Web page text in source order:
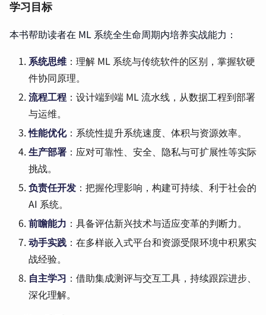
学习目标
本书帮助读者在 ML 系统全生命周期内培养实战能力：
系统思维 ：理解 ML 系统与传统软件的区别，掌握软硬
件协同原理。
流程工程 ：设计端到端 ML 流水线，从数据工程到部署
与运维。
性能优化：系统性提升系统速度、体积与资源效率。
生产部署 ：应对可靠性、安全、隐私与可扩展性等实际
挑战。
负责任开发 ：把握伦理影响，构建可持续、利于社会的
AI 系统。
前瞻能力 ：具备评估新兴技术与适应变革的判断力。
动手实践 ：在多样嵌入式平台和资源受限环境中积累实
战经验。
自主学习 ：借助集成测评与交互工具，持续跟踪进步、
深化理解。